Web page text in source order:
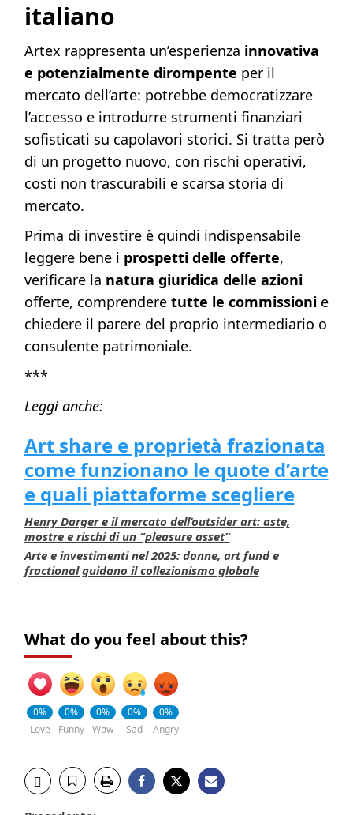
italiano
Artex rappresenta un’esperienza innovativa
e potenzialmente dirompente per il
mercato dell’arte: potrebbe democratizzare
l’accesso e introdurre strumenti finanziari
sofisticati su capolavori storici. Si tratta però
di un progetto nuovo, con rischi operativi,
costi non trascurabili e scarsa storia di
mercato.
Prima di investire è quindi indispensabile
leggere bene i prospetti delle offerte,
verificare la natura giuridica delle azioni
offerte, comprendere tutte le commissionie
chiedere il parere del proprio intermediario o
consulente patrimoniale.
***
Leggi anche:
Art share e proprietà frazionata
come funzionano le quote d’arte
e quali piattaforme scegliere
Henry Darger e il mercato dell’outsider art: aste,
mostre e rischi di un “pleasure asset”
Arte e investimenti nel 2025: donne, art fund e
fractional guidano il collezionismo globale
What do you feel about this?
0%
Love
0%
Funny
0%
Wow
0%
Sad
0%
Angry